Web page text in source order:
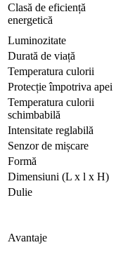
Clasă de eficiență
energetică
Luminozitate
Durată de viață
Temperatura culorii
Protecție împotriva apei
Temperatura culorii
schimbabilă
Intensitate reglabilă
Senzor de mișcare
Formă
Dimensiuni (L x l x H)
Dulie
Avantaje